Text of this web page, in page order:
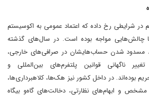
شرایطی رخ داده که اعتماد عمومی به اکوسیستم
با چالش‌هایی مواجه بوده است. در سال‌های گذشته
مسدود شدن حساب‌هایشان در صرافی‌های خارجی،
ناگهانی قوانین پلتفرم‌های بین‌المللی و
بوده‌اند. در داخل کشور نیز هک‌ها، کلاهبرداری‌ها،
و ابهام‌های نظارتی، دخالت‌های گاه‌و بیگاه